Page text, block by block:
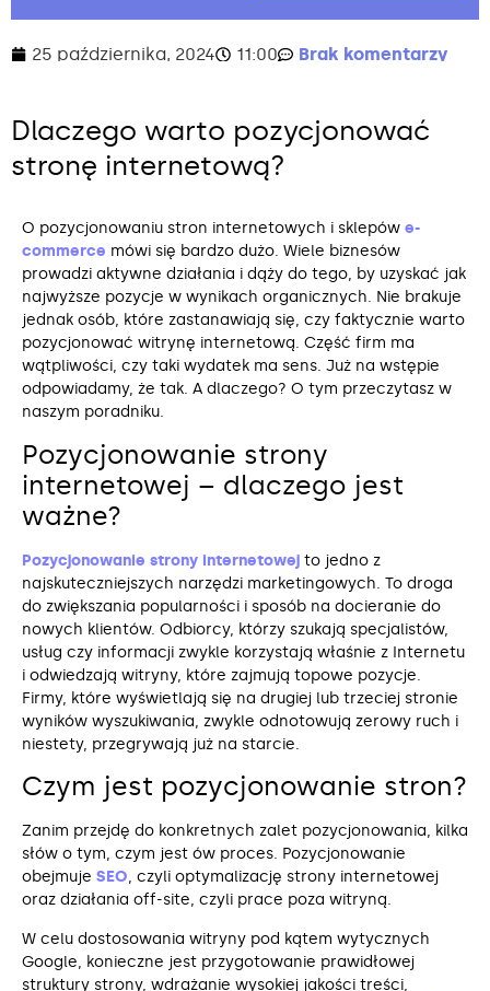
25 października, 2024 11:00 Brak komentarzy
Dlaczego warto pozycjonować
stronę internetową?
O pozycjonowaniu stron internetowych i sklepów e-
commerce mówi się bardzo dużo. Wiele biznesów
prowadzi aktywne działania i dąży do tego, by uzyskać jak
najwyższe pozycje w wynikach organicznych. Nie brakuje
jednak osób, które zastanawiają się, czy faktycznie warto
pozycjonować witrynę internetową. Część firm ma
wątpliwości, czy taki wydatek ma sens. Już na wstępie
odpowiadamy, że tak. A dlaczego? O tym przeczytasz w
naszym poradniku.
Pozycjonowanie strony
internetowej – dlaczego jest
ważne?
Pozycjonowanie strony internetowej to jedno z
najskuteczniejszych narzędzi marketingowych. To droga
do zwiększania popularności i sposób na docieranie do
nowych klientów. Odbiorcy, którzy szukają specjalistów,
usług czy informacji zwykle korzystają właśnie z Internetu
i odwiedzają witryny, które zajmują topowe pozycje.
Firmy, które wyświetlają się na drugiej lub trzeciej stronie
wyników wyszukiwania, zwykle odnotowują zerowy ruch i
niestety, przegrywają już na starcie.
Czym jest pozycjonowanie stron?
Zanim przejdę do konkretnych zalet pozycjonowania, kilka
słów o tym, czym jest ów proces. Pozycjonowanie
obejmuje SEO, czyli optymalizację strony internetowej
oraz działania off-site, czyli prace poza witryną.
W celu dostosowania witryny pod kątem wytycznych
Google, konieczne jest przygotowanie prawidłowej
struktury strony, wdrażanie wysokiej jakości treści,